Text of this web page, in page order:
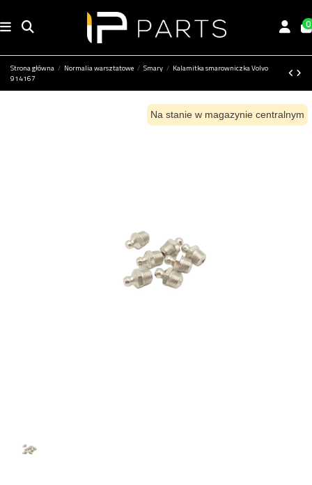
0
Strona główna Normalia warsztatowe Smary
Kalamitka smarowniczka Volvo
914167
Na stanie w magazynie centralnym